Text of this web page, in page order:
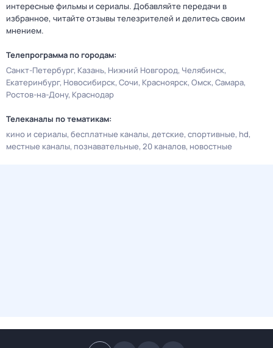
интересные фильмы и сериалы. Добавляйте передачи в
избранное, читайте отзывы телезрителей и делитесь своим
мнением.
Телепрограмма по городам:
Санкт-Петербург Казань Нижний Новгород Челябинск
Екатеринбург Новосибирск Сочи Красноярск Омск Самара
Ростов-на-Дону Краснодар
Телеканалы по тематикам:
кино и сериалы бесплатные каналы детские спортивные hd
местные каналы познавательные 20 каналов новостные